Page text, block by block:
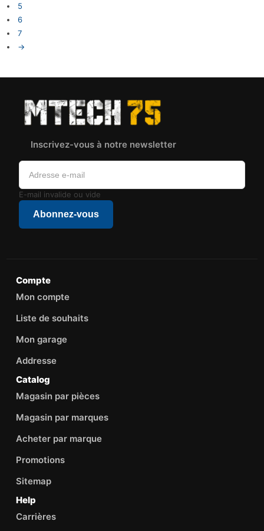
5
6
7
→
Inscrivez-vous à notre newsletter
E-mail invalide ou vide
Abonnez-vous
Compte
Mon compte
Liste de souhaits
Mon garage
Addresse
Catalog
Magasin par pièces
Magasin par marques
Acheter par marque
Promotions
Sitemap
Help
Carrières